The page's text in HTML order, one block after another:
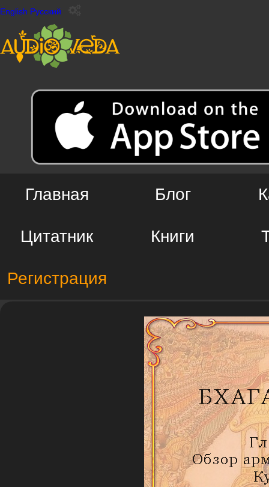
English Русский
Главная Блог
Цитатник Книги
Регистрация